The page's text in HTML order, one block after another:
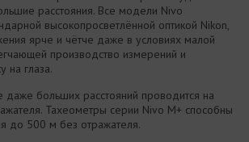
расстояния. Все модели Nivo
высокопросветлённой оптикой Nikon,
ярче и чётче даже в условиях малой
производство измерений и
на глаза.
даже больших расстояний проводится на
Тахеометры серии Nivo M+ способны
до 500 м без отражателя.